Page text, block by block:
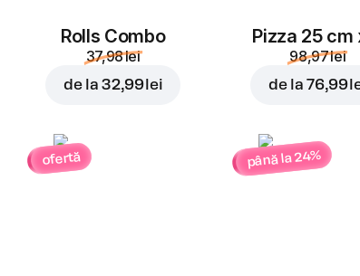
Rolls Combo
37,98 lei
de la32,99 lei
Pizza 25 cm
98,97 lei
de la76,99
ofertă până la 24%